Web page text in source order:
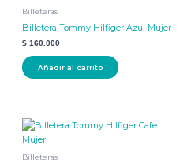
Billeteras
Billetera Tommy Hilfiger Azul Mujer
$ 160.000
Añadir al carrito
Billeteras